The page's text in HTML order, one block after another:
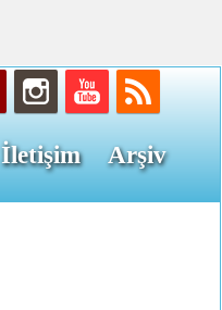
İletişim Arşiv